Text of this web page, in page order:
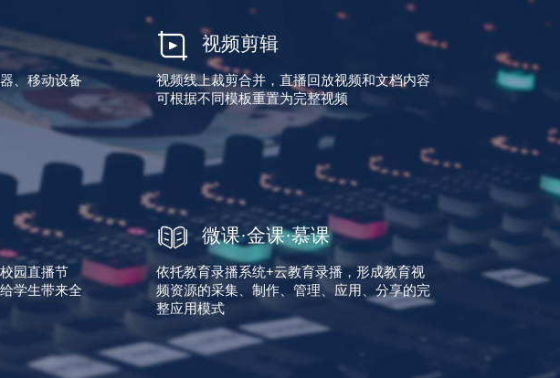
、移动设备
视频剪辑
视频线上裁剪合并，直播回放视频和文档内容
可根据不同模板重置为完整视频
园直播节
学生带来全
微课·金课·慕课
依托教育录播系统+云教育录播，形成教育视
频资源的采集、制作、管理、应用、分享的完
整应用模式